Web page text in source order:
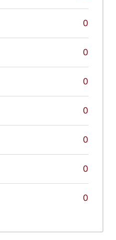
0
0
0
0
0
0
0